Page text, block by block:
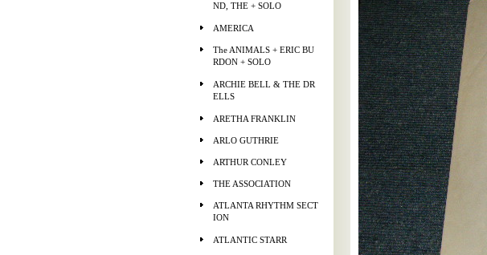
ND, THE + SOLO
AMERICA
The ANIMALS + ERIC BU
RDON + SOLO
ARCHIE BELL & THE DR
ELLS
ARETHA FRANKLIN
ARLO GUTHRIE
ARTHUR CONLEY
THE ASSOCIATION
ATLANTA RHYTHM SECT
ION
ATLANTIC STARR